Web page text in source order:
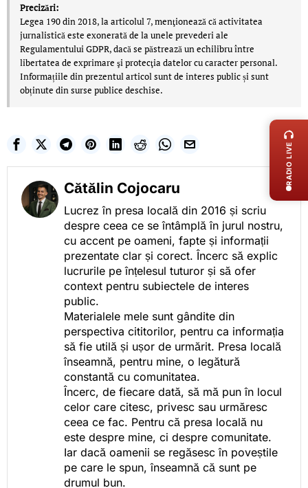
Precizări:
Legea 190 din 2018, la articolul 7, menţionează că activitatea
jurnalistică este exonerată de la unele prevederi ale
Regulamentului GDPR, dacă se păstrează un echilibru între
libertatea de exprimare şi protecţia datelor cu caracter personal.
Informațiile din prezentul articol sunt de interes public și sunt
obținute din surse publice deschise.
Cătălin Cojocaru
Lucrez în presa locală din 2016 și scriu
despre ceea ce se întâmplă în jurul nostru,
cu accent pe oameni, fapte și informații
prezentate clar și corect. Încerc să explic
lucrurile pe înțelesul tuturor și să ofer
context pentru subiectele de interes
public.
Materialele mele sunt gândite din
perspectiva cititorilor, pentru ca informația
să fie utilă și ușor de urmărit. Presa locală
înseamnă, pentru mine, o legătură
constantă cu comunitatea.
Încerc, de fiecare dată, să mă pun în locul
celor care citesc, privesc sau urmăresc
ceea ce fac. Pentru că presa locală nu
este despre mine, ci despre comunitate.
Iar dacă oamenii se regăsesc în poveștile
pe care le spun, înseamnă că sunt pe
drumul bun.
RADIO LIVE